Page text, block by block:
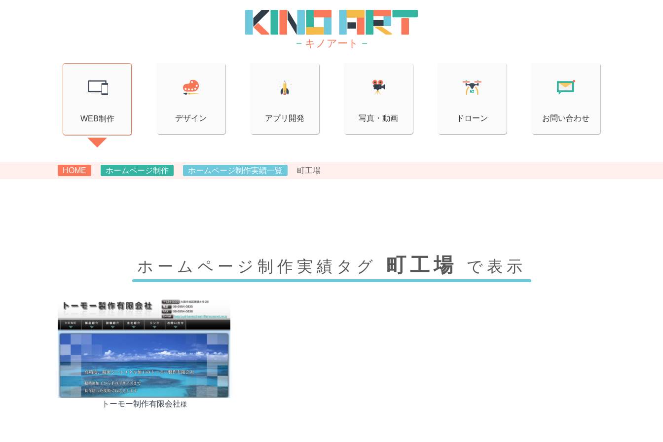
− キノアート −
WEB制作 デザイン アプリ開発 写真・動画 ドローン お問い合わせ
HOME ホームページ制作 ホームページ制作実績一覧 町工場
ホームページ制作実績タグ 町工場 で表示
トーモー制作有限会社様